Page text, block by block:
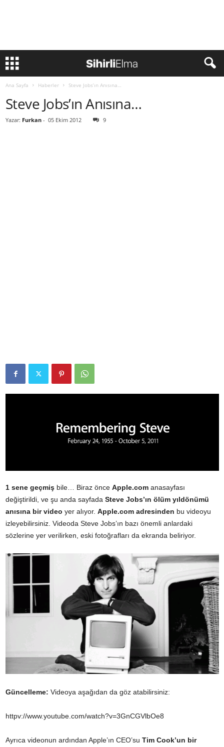
Ana Sayfa Haberler Steve Jobs’ın Anısına…
Steve Jobs’ın Anısına…
Yazar: Furkan - 05 Ekim 2012 9
1 sene geçmiş bile… Biraz önce Apple.com anasayfası
değiştirildi, ve şu anda sayfada Steve Jobs’ın ölüm yıldönümü
anısına bir video yer alıyor. Apple.com adresinden bu videoyu
izleyebilirsiniz. Videoda Steve Jobs’ın bazı önemli anlardaki
sözlerine yer verilirken, eski fotoğrafları da ekranda beliriyor.
Güncelleme: Videoya aşağıdan da göz atabilirsiniz:
httpv://www.youtube.com/watch?v=3GnCGVlbOe8
Ayrıca videonun ardından Apple’ın CEO’su Tim Cook’un bir